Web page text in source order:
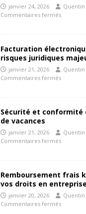
janvier 24, 2026
Commentaires fermés
Facturation
risques juridiques
janvier 21, 2026
Commentaires fermés
Sécurité et conformité
de vacances
janvier 21, 2026
Commentaires fermés
Remboursement frais
vos droits en entreprise
janvier 20, 2026
Commentaires fermés